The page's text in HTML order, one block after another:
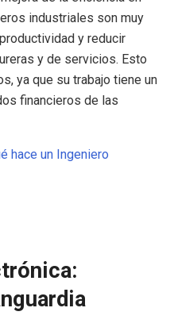
industriales son muy
y reducir
y de servicios. Esto
ya que su trabajo tiene un
financieros de las
hace un Ingeniero